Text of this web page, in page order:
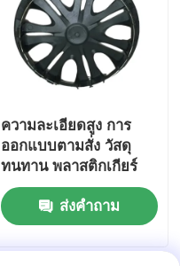
ความละเอียดสูง การ
ออกแบบตามสั่ง วัสดุ
ทนทาน พลาสติกเกียร์
หม้อสําหรับการผลิต
เกียร์
ส่งคำถาม